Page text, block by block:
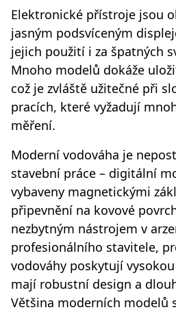
Elektronické přístroje jsou
jasným podsvíceným
jejich použití i za špatných
Mnoho modelů dokáže
což je zvláště užitečné při
pracích, které vyžadují
měření.
Moderní vodováha je
stavební práce – digitální
vybaveny magnetickými
připevnění na kovové
nezbytným nástrojem v
profesionálního stavitele,
vodováhy poskytují
mají robustní design a
Většina moderních modelů